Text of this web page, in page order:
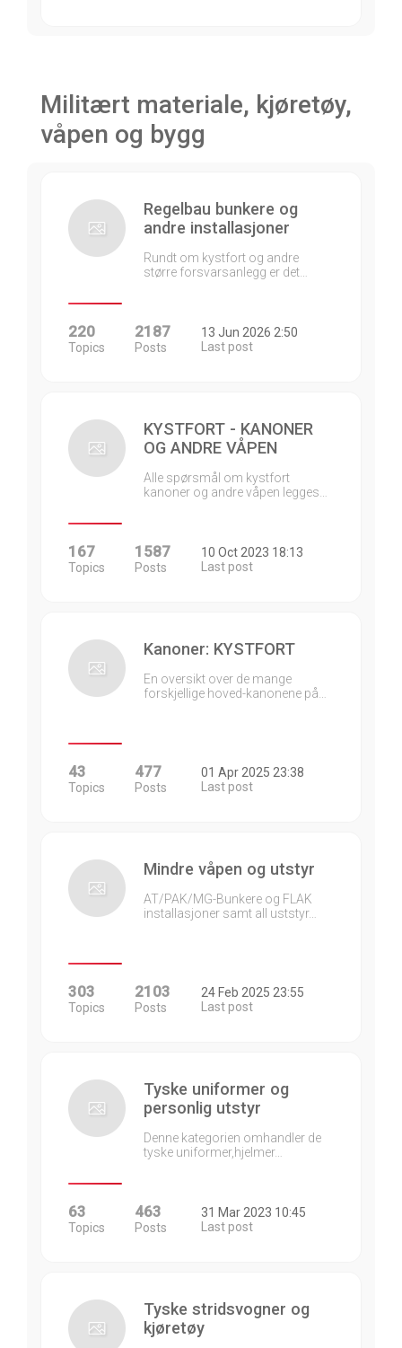
Militært materiale, kjøretøy,
våpen og bygg
Regelbau bunkere og
andre installasjoner
Rundt om kystfort og andre
større forsvarsanlegg er det…
220
Topics
2187
Posts
13 Jun 2026 2:50
Last post
KYSTFORT - KANONER
OG ANDRE VÅPEN
Alle spørsmål om kystfort
kanoner og andre våpen legges…
167
Topics
1587
Posts
10 Oct 2023 18:13
Last post
Kanoner: KYSTFORT
En oversikt over de mange
forskjellige hoved-kanonene på…
43
Topics
477
Posts
01 Apr 2025 23:38
Last post
Mindre våpen og utstyr
AT/PAK/MG-Bunkere og FLAK
installasjoner samt all uststyr…
303
Topics
2103
Posts
24 Feb 2025 23:55
Last post
Tyske uniformer og
personlig utstyr
Denne kategorien omhandler de
tyske uniformer,hjelmer…
63
Topics
463
Posts
31 Mar 2023 10:45
Last post
Tyske stridsvogner og
kjøretøy